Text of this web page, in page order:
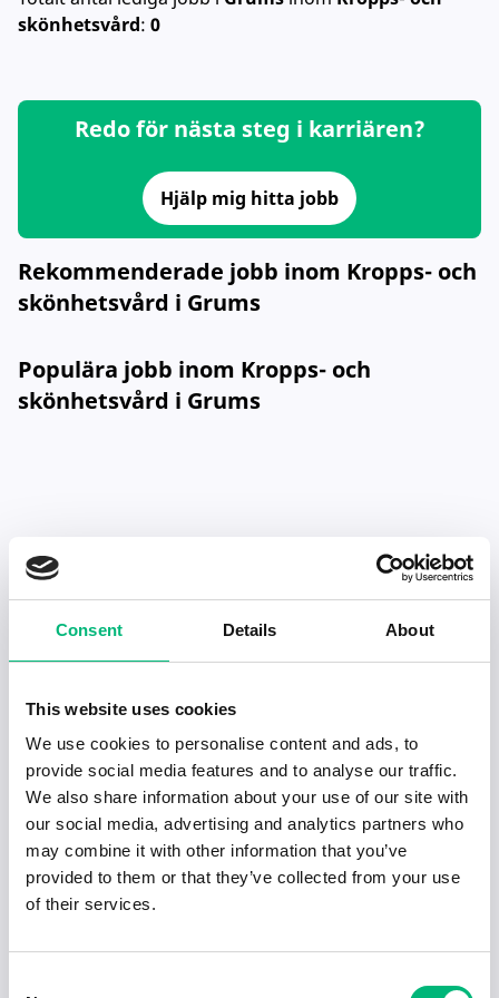
Consent Details About
This website uses cookies
We use cookies to personalise content and ads, to
provide social media features and to analyse our traffic.
We also share information about your use of our site with
our social media, advertising and analytics partners who
may combine it with other information that you’ve
provided to them or that they’ve collected from your use
of their services.
skönhetsvård: 0
Redo för nästa steg i karriären?
Hjälp mig hitta jobb
Rekommenderade jobb inom Kropps- och
skönhetsvård i Grums
Populära jobb inom Kropps- och
skönhetsvård i Grums
Senaste publiceringarna i Jobbnytt
Visa fler artiklar